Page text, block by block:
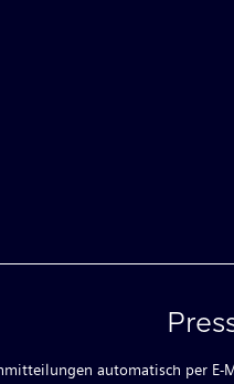
automatisch per E-